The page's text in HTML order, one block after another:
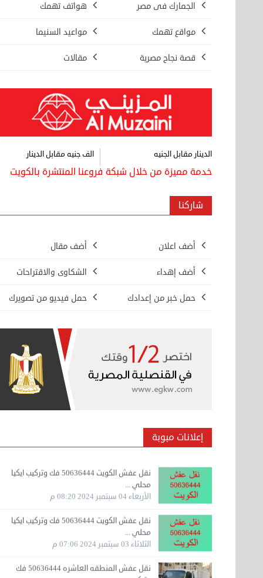
الجمارك فى مصر هواتف تهمك
مواقع تهمك مواعيد السنيما
قصة نجاح مصرية مقالات
الف جنيه مقابل الدينار الدينار مقابل الجنيه
خدمة مميزة من خلال شبكة فروعنا المنتشرة بالكويت
شاركنا
أضف اعلان أضف مقال
أضف إهداء الشكاوى والاقتراحات
حمل خبر من إعدادك حمل فيديو من تصويرك
إعلانات مبوبة
بيع ساعة تيسوت
نقل عفش المنطقه العاشره 50636444 فك
وتركيب ...
السبت 07 سبتمبر 2024 04:09 م
نقل عفش المنطقه العاشره 50636444 فك
نقل عفش الكويت 50636444 فك وتركيب ايكيا
الأربعاء 04 سبتمبر 2024 08:20 م
نقل عفش الكويت 50636444 فك وتركيب ايكيا
الثلاثاء 03 سبتمبر 2024 07:06 م
الإثنين 02 سبتمبر 2024 05:02 م